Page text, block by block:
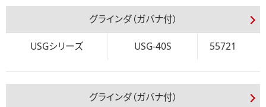
グラインダ（ガバナ付）
USGシリーズ USG-40S 55721
グラインダ（ガバナ付）